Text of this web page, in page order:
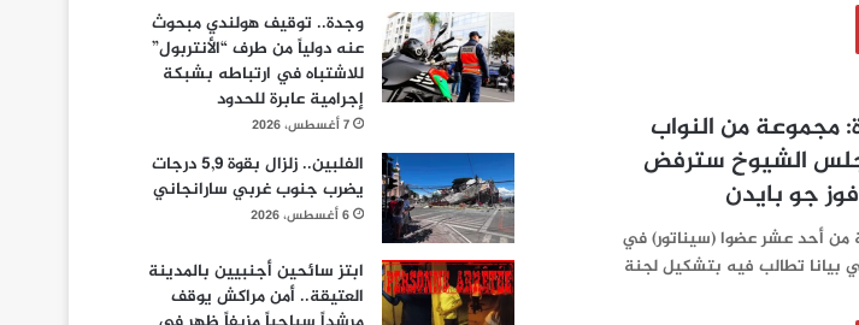
مجموعة من النواب
الشيوخ سترفض
جو بايدن
أحد عشر عضوا (سيناتور) في
بيانا تطالب فيه بتشكيل لجنة
وجدة.. توقيف هولندي مبحوث
عنه دولياً من طرف “الأنتربول”
للاشتباه في ارتباطه بشبكة
إجرامية عابرة للحدود
7 أغسطس، 2026
الفلبين.. زلزال بقوة 5,9 درجات
يضرب جنوب غربي سارانجاني
6 أغسطس، 2026
ابتز سائحين أجنبيين بالمدينة
العتيقة.. أمن مراكش يوقف